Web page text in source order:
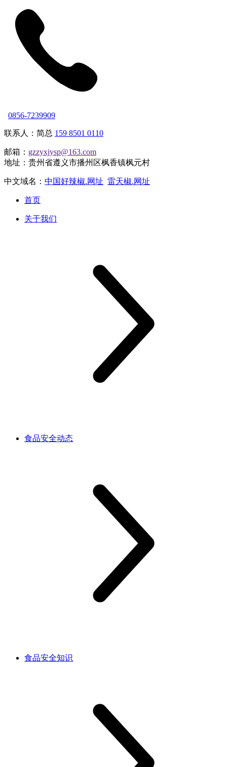
0856-7239909
联系人：简总 159 8501 0110
邮箱： gzzyxjysp@163.com
地址：贵州省遵义市播州区枫香镇枫元村
中文域名： 中国好辣椒.网址 雷天椒.网址
首页
关于我们
食品安全动态
食品安全知识